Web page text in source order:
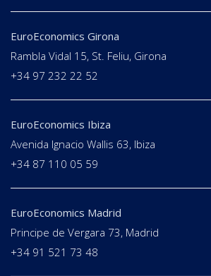
EuroEconomics Girona
Rambla Vidal 15, St. Feliu, Girona
+34 97 232 22 52
EuroEconomics Ibiza
Avenida Ignacio Wallis 63, Ibiza
+34 87 110 05 59
EuroEconomics Madrid
Principe de Vergara 73, Madrid
+34 91 521 73 48